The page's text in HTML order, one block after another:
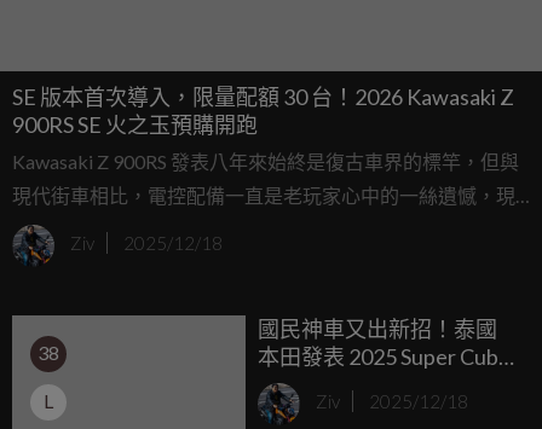
SE 版本首次導入，限量配額 30 台！2026 Kawasaki Z
900RS SE 火之玉預購開跑
Kawasaki Z 900RS 發表八年來始終是復古車界的標竿，但與
現代街車相比，電控配備一直是老玩家心中的一絲遺憾，現
在好消息來了，台崎重車宣佈緊急追加最新的 2026 年式 Z
900RS SE，這不僅是傳說中的「火之玉」配色回歸，更是首
士來說，這波追加配額簡直是天上掉下來的禮物，讓這台經
典神車終於補足了最後一塊科技拼圖。
Ziv 2025/12/18
38
L
國民神車又出新招！泰國
本田發表 2025 Super Cub
110：碟煞連動升級、還有
超療癒「富士山」限量版
Ziv 2025/12/18